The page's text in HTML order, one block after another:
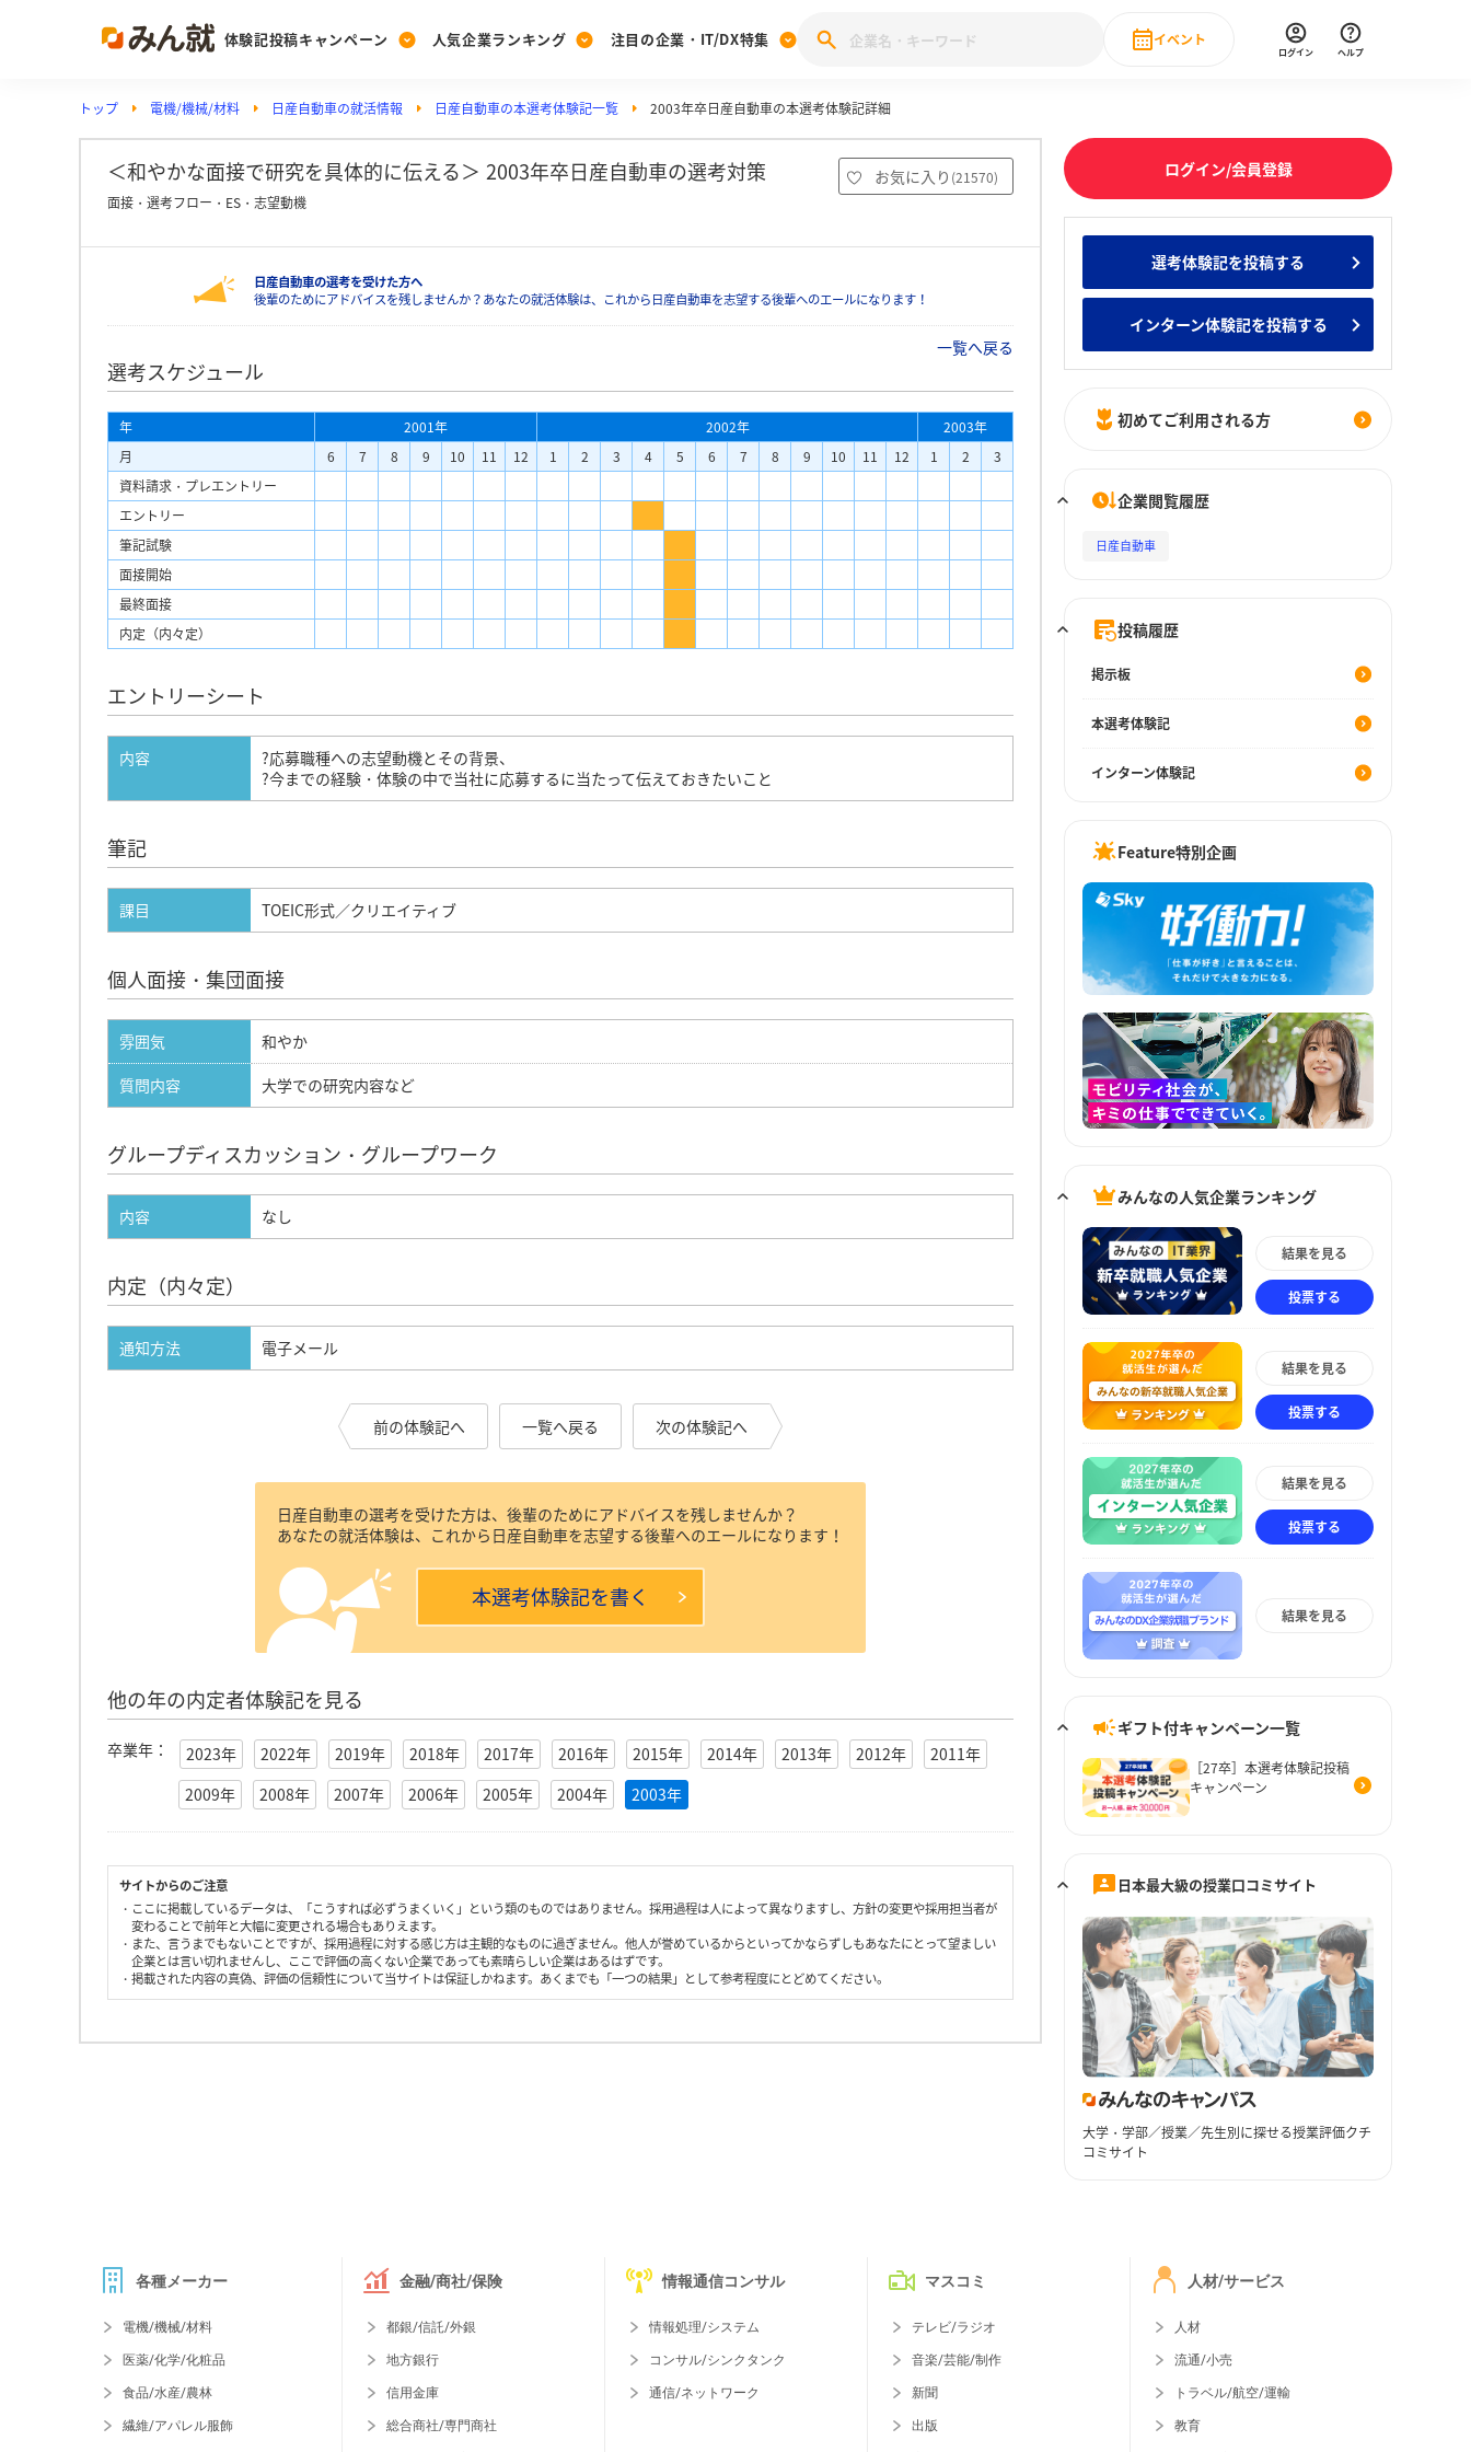
体験記投稿キャンペーン
Post
投稿する
[27卒] 本選考体験記投稿キャンペーン
人気企業ランキング
Ranking
ランキングを見る
みんなのDX企業就職ブランド調査
Vote
投票する
みんなの新卒就職人気企業ランキング みんなのインターン人気企業ランキ
注目の企業・IT/DX特集
PickUp
注目の企業特集
28卒 IT・DX現場社員インタビュー
イベント
直近のイベント一覧
ログイン ヘルプ
トップ 電機/機械/材料 日産自動車の就活情報 日産自動車の本選考体験記一覧 2003年卒日産自動車の本選考体験記詳細
＜和やかな面接で研究を具体的に伝える＞ 2003年卒日産自動車の選考対策 お気に入り (21570)
面接・選考フロー・ES・志望動機
日産自動車の選考を受けた方へ
後輩のためにアドバイスを残しませんか？あなたの就活体験は、これから日産自動車を志望する後輩へのエールになります！
一覧へ戻る
選考スケジュール
年 2001年 2002年
2003年
月
6 7 8 9 10 11 12 1 2 3 4 5 6 7 8 9 10 11 12 1 2
3
資料請求・プレエントリー
エントリー
筆記試験
面接開始
最終面接
内定（内々定）
エントリーシート
内容
?応募職種への志望動機とその背景、
?今までの経験・体験の中で当社に応募するに当たって伝えておきたいこと
筆記
課目 TOEIC形式／クリエイティブ
個人面接・集団面接
雰囲気
和やか
質問内容
大学での研究内容など
グループディスカッション・グループワーク
内容 なし
内定（内々定）
通知方法 電子メール
前の体験記へ 一覧へ戻る 次の体験記へ
日産自動車の選考を受けた方は、後輩のためにアドバイスを残しませんか？
あなたの就活体験は、これから日産自動車を志望する後輩へのエールになります！
本選考体験記を書く
他の年の内定者体験記を見る
卒業年： 2023年 2022年 2019年 2018年 2017年 2016年 2015年 2014年 2013年 2012年
2011年
2009年
2008年 2007年 2006年 2005年 2004年 2003年
サイトからのご注意
・ここに掲載しているデータは、「こうすれば必ずうまくいく」という類のものではありません。採用過程は人によって異なりますし、方針の変更や採用担当者が
変わることで前年と大幅に変更される場合もありえます。
・また、言うまでもないことですが、採用過程に対する感じ方は主観的なものに過ぎません。他人が誉めているからといってかならずしもあなたにとって望ましい
企業とは言い切れませんし、ここで評価の高くない企業であっても素晴らしい企業はあるはずです。
・掲載された内容の真偽、評価の信頼性について当サイトは保証しかねます。あくまでも「一つの結果」として参考程度にとどめてください。
ログイン/会員登録
選考体験記を投稿する
インターン体験記を投稿する
初めてご利用される方
企業閲覧履歴
日産自動車
投稿履歴
掲示板
本選考体験記
インターン体験記
Feature特別企画
みんなの人気企業ランキング
結果を見る
投票する
結果を見る
投票する
結果を見る
投票する
結果を見る
ギフト付キャンペーン一覧
［27卒］本選考体験記投稿
キャンペーン
日本最大級の授業口コミサイト
大学・学部／授業／先生別に探せる授業評価クチ
コミサイト
各種メーカー
電機/機械/材料
医薬/化学/化粧品
食品/水産/農林
繊維/アパレル服飾
金融/商社/保険
都銀/信託/外銀
地方銀行
信用金庫
総合商社/専門商社
情報通信コンサル
情報処理/システム
コンサル/シンクタンク
通信/ネットワーク
マスコミ
テレビ/ラジオ
音楽/芸能/制作
新聞
出版
人材/サービス
人材
流通/小売
トラベル/航空/運輸
教育